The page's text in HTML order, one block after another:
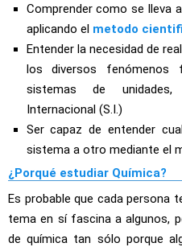
Comprender como se lleva
aplicando el metodo
Entender la necesidad de
los diversos fenómenos
sistemas de
Internacional (S.I.)
Ser capaz de entender
sistema a otro mediante el
¿Porqué estudiar Química?
Es probable que cada persona
tema en sí fascina a algunos,
de química tan sólo porque